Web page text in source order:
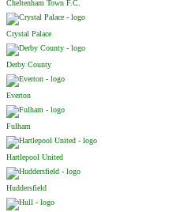
Cheltenham Town F.C.
Crystal Palace
Derby County
Everton
Fulham
Hartlepool United
Huddersfield